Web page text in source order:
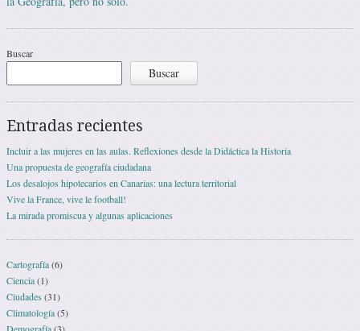
Buscar
Buscar
Entradas recientes
Incluir a las mujeres en las aulas. Reflexiones desde la Didáctica la Historia
Una propuesta de geografía ciudadana
Los desalojos hipotecarios en Canarias: una lectura territorial
Vive la France, vive le football!
La mirada promiscua y algunas aplicaciones
Cartografía(6)
Ciencia(1)
Ciudades (31)
Climatología(5)